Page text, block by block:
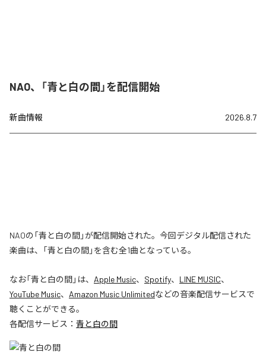
NAO、「青と白の間」を配信開始
新曲情報 2026.8.7
NAOの「青と白の間」が配信開始された。今回デジタル配信された
楽曲は、「青と白の間」を含む全1曲となっている。
なお「青と白の間」は、 Apple Music、 Spotify、 LINE MUSIC、
YouTube Music、 Amazon Music Unlimitedなどの音楽配信サービスで
聴くことができる。
各配信サービス： 青と白の間